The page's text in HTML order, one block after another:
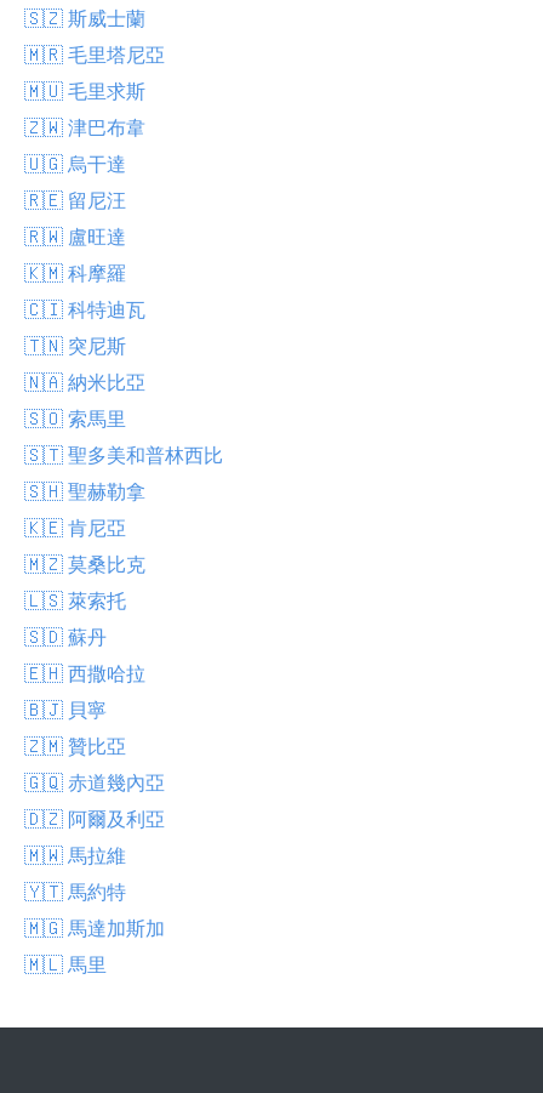
🇸🇿 斯威士蘭
🇲🇷 毛里塔尼亞
🇲🇺 毛里求斯
🇿🇼 津巴布韋
🇺🇬 烏干達
🇷🇪 留尼汪
🇷🇼 盧旺達
🇰🇲 科摩羅
🇨🇮 科特迪瓦
🇹🇳 突尼斯
🇳🇦 納米比亞
🇸🇴 索馬里
🇸🇹 聖多美和普林西比
🇸🇭 聖赫勒拿
🇰🇪 肯尼亞
🇲🇿 莫桑比克
🇱🇸 萊索托
🇸🇩 蘇丹
🇪🇭 西撒哈拉
🇧🇯 貝寧
🇿🇲 贊比亞
🇬🇶 赤道幾內亞
🇩🇿 阿爾及利亞
🇲🇼 馬拉維
🇾🇹 馬約特
🇲🇬 馬達加斯加
🇲🇱 馬里